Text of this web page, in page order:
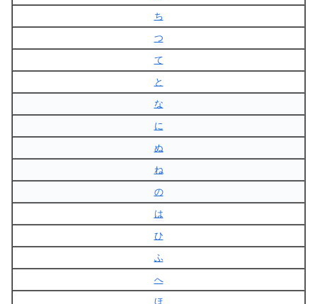
ち
つ
て
と
な
に
ぬ
ね
の
は
ひ
ふ
へ
ほ